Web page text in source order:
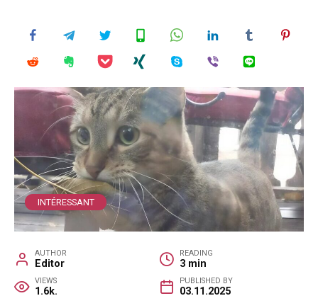
INTÉRESSANT
AUTHOR
Editor
READING
3 min
VIEWS
1.6k.
PUBLISHED BY
03.11.2025